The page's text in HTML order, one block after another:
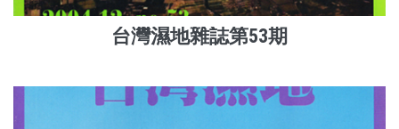
台灣濕地雜誌第53期